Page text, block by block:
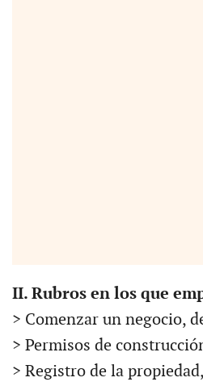
II. Rubros en los que
> Comenzar un negocio,
> Permisos de
> Registro de la